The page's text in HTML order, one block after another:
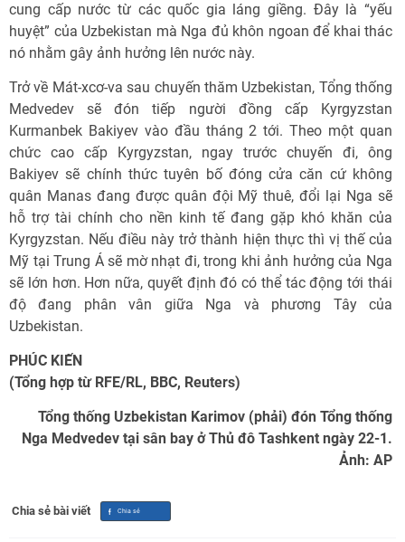
cung cấp nước từ các quốc gia láng giềng. Đây là “yếu
huyệt” của Uzbekistan mà Nga đủ khôn ngoan để khai thác
nó nhằm gây ảnh hưởng lên nước này.
Trở về Mát-xcơ-va sau chuyến thăm Uzbekistan, Tổng thống
Medvedev sẽ đón tiếp người đồng cấp Kyrgyzstan
Kurmanbek Bakiyev vào đầu tháng 2 tới. Theo một quan
chức cao cấp Kyrgyzstan, ngay trước chuyến đi, ông
Bakiyev sẽ chính thức tuyên bố đóng cửa căn cứ không
quân Manas đang được quân đội Mỹ thuê, đổi lại Nga sẽ
hỗ trợ tài chính cho nền kinh tế đang gặp khó khăn của
Kyrgyzstan. Nếu điều này trở thành hiện thực thì vị thế của
Mỹ tại Trung Á sẽ mờ nhạt đi, trong khi ảnh hưởng của Nga
sẽ lớn hơn. Hơn nữa, quyết định đó có thể tác động tới thái
độ đang phân vân giữa Nga và phương Tây của
Uzbekistan.
PHÚC KIẾN
(Tổng hợp từ RFE/RL, BBC, Reuters)
Tổng thống Uzbekistan Karimov (phải) đón Tổng thống
Nga Medvedev tại sân bay ở Thủ đô Tashkent ngày 22-1.
Ảnh: AP
Chia sẻ bài viết